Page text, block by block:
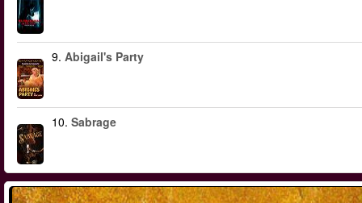
9. Abigail's Party
10. Sabrage